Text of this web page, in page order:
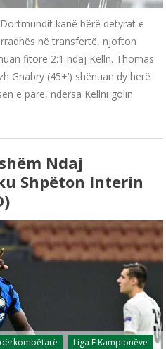
kanë bërë detyrat e
në transfertë, njofton
fitore 2:1 ndaj Këlln. Thomas
Gnabry (45+’) shënuan dy herë
e parë, ndërsa Këllni golin
Ndaj
Shpëton Interin
Liga E Kampionëve